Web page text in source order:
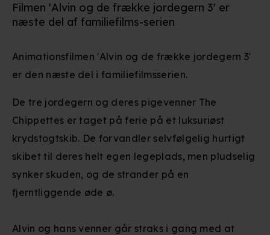
Filmen 'Alvin og de frække jordegern 3' er
næste del af familiefilms-serien
Animationsfilmen 'Alvin og de frække jordegern 3'
er den næste del i familiefilmsserien.
De tre jordegern og deres pigevenner The
Chippettes er taget på ferie på et luksuriøst
krydstogtskib. De forvandler selvfølgelig hurtigt
skibet til deres helt egen legeplads, men pludselig
synker skuden, og de strander på en
fjerntliggende øde ø.
Alvin og hans venner går straks i gang med at